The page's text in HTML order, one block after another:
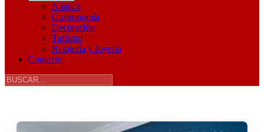
Náutica
Gastronomía
Decoración
Turismo
Relojería y Joyería
Contacto